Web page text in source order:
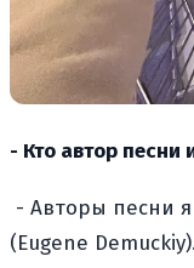
- Кто автор песни
- Авторы песни
(Eugene